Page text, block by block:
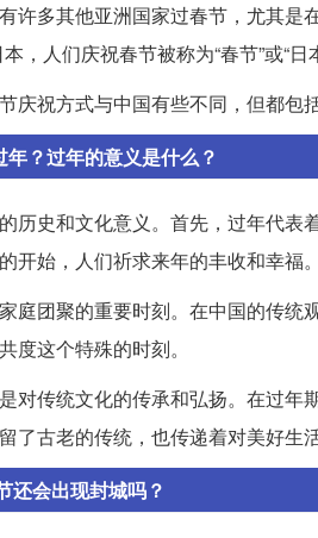
许多其他亚洲国家过春节，尤其是
，人们庆祝春节被称为“春节”或“
庆祝方式与中国有些不同，但都包
年？过年的意义是什么？
历史和文化意义。首先，过年代
开始，人们祈求来年的丰收和幸福。
庭团聚的重要时刻。在中国的传
度这个特殊的时刻。
对传统文化的传承和弘扬。在过
了古老的传统，也传递着对美好生
还会出现封城吗？